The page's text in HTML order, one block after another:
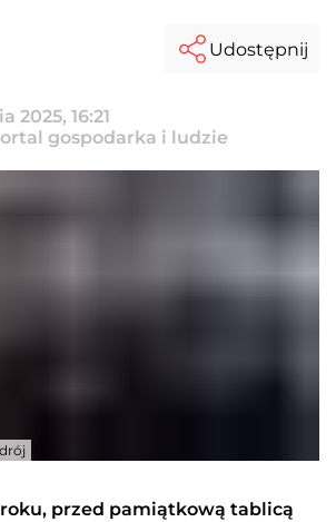
2025, 16:21
gospodarka i ludzie
Udostępnij
roku, przed pamiątkową tablicą